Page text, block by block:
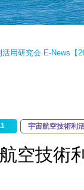
用研究会 E-News【
宇宙航空技術利
空技術